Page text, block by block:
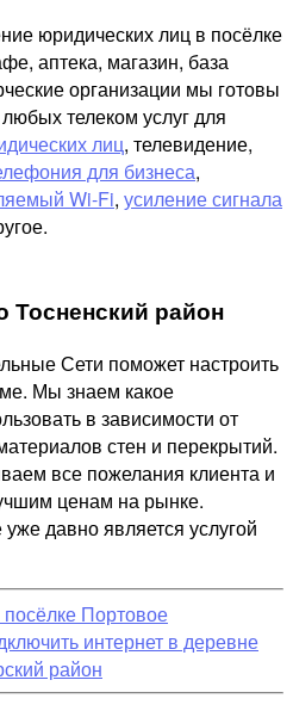
юридических лиц в посёлке
аптека, магазин, база
организации мы готовы
телеком услуг для
лиц, телевидение,
для бизнеса,
Wi-Fi, усиление сигнала
Тосненский район
Сети поможет настроить
Мы знаем какое
в зависимости от
стен и перекрытий.
все пожелания клиента и
ценам на рынке.
давно является услугой
Портовое
интернет в деревне
район